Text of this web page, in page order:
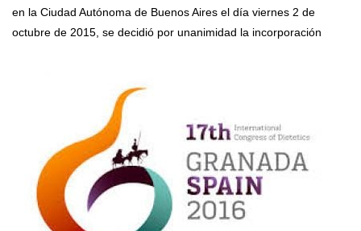
en la Ciudad Autónoma de Buenos Aires el día viernes 2 de
octubre de 2015, se decidió por unanimidad la incorporación